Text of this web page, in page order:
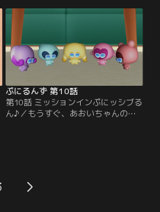
動会というものに興味を持ったぷに
るんずは、いろんな種目で競い合っ
ていた。一生懸命、えねるんを応援
するあおい。しかし、おっちょこち
ょいなところが裏目に出て、失敗ば
かりのえねるん。
ぷにるんず 第10話
第10話 ミッションインぷにッシブる
ん♪／もうすぐ、あおいちゃんの誕
だ！動き出すエージェントぷにるん
ず！しかし数々の障害が、彼らの前